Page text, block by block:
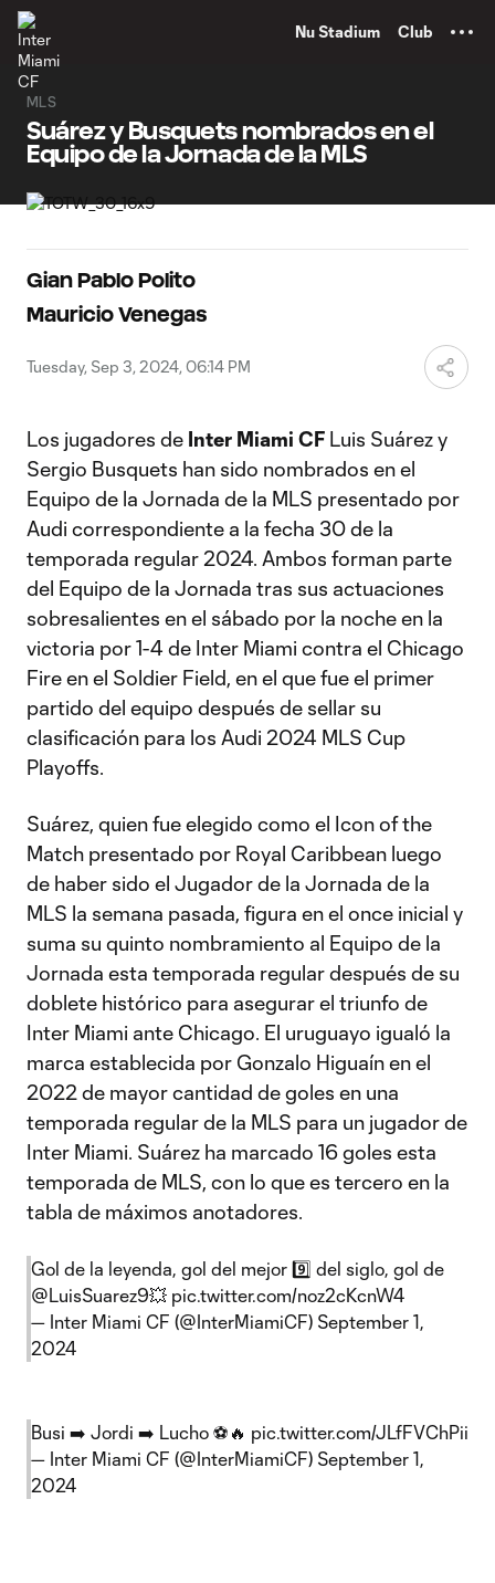
Nu Stadium Club
MLS
Suárez y Busquets nombrados en el
Equipo de la Jornada de la MLS
Gian Pablo Polito
Mauricio Venegas
Tuesday, Sep 3, 2024, 06:14 PM
Los jugadores de Inter Miami CF Luis Suárez y
Sergio Busquets han sido nombrados en el
Equipo de la Jornada de la MLS presentado por
Audi correspondiente a la fecha 30 de la
temporada regular 2024. Ambos forman parte
del Equipo de la Jornada tras sus actuaciones
sobresalientes en el sábado por la noche en la
victoria por 1-4 de Inter Miami contra el Chicago
Fire en el Soldier Field, en el que fue el primer
partido del equipo después de sellar su
clasificación para los Audi 2024 MLS Cup
Playoffs.
Suárez, quien fue elegido como el Icon of the
Match presentado por Royal Caribbean luego
de haber sido el Jugador de la Jornada de la
MLS la semana pasada, figura en el once inicial y
suma su quinto nombramiento al Equipo de la
Jornada esta temporada regular después de su
doblete histórico para asegurar el triunfo de
Inter Miami ante Chicago. El uruguayo igualó la
marca establecida por Gonzalo Higuaín en el
2022 de mayor cantidad de goles en una
temporada regular de la MLS para un jugador de
Inter Miami. Suárez ha marcado 16 goles esta
temporada de MLS, con lo que es tercero en la
tabla de máximos anotadores.
Gol de la leyenda, gol del mejor 9️⃣ del siglo, gol de
@LuisSuarez9💥 pic.twitter.com/noz2cKcnW4
— Inter Miami CF (@InterMiamiCF) September 1,
2024
Busi ➡️ Jordi ➡️ Lucho ⚽🔥 pic.twitter.com/JLfFVChPii
— Inter Miami CF (@InterMiamiCF) September 1,
2024